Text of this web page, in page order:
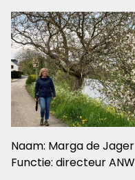
Naam: Marga de Jager
Functie: directeur